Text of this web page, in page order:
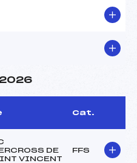
Cat.
DE
VINCENT
FFS